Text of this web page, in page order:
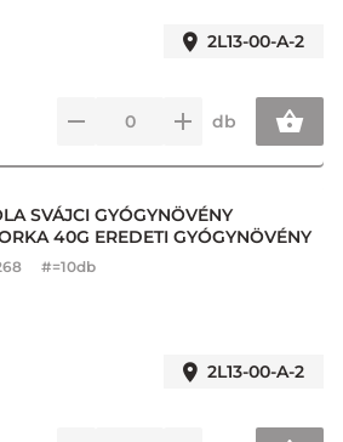
2L13-00-A-2
db
SVÁJCI GYÓGYNÖVÉNY
40G EREDETI GYÓGYNÖVÉNY
#=10db
2L13-00-A-2